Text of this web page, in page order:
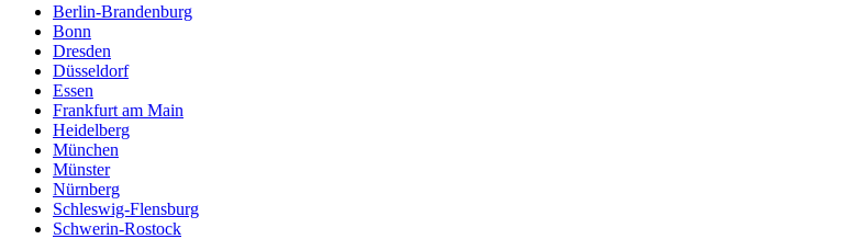
Berlin-Brandenburg
Bonn
Dresden
Düsseldorf
Essen
Frankfurt am Main
Heidelberg
München
Münster
Nürnberg
Schleswig-Flensburg
Schwerin-Rostock